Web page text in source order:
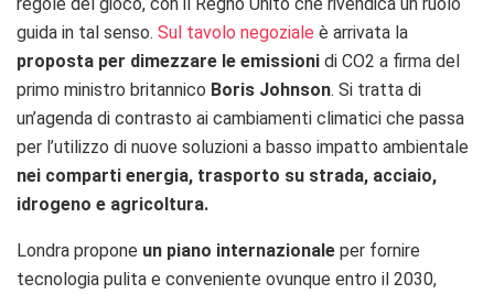
regole del gioco, con il Regno Unito che rivendica un ruolo
guida in tal senso. Sul tavolo negoziale è arrivata la
proposta per dimezzare le emissioni di CO2 a firma del
primo ministro britannico Boris Johnson. Si tratta di
un’agenda di contrasto ai cambiamenti climatici che passa
per l’utilizzo di nuove soluzioni a basso impatto ambientale
nei comparti energia, trasporto su strada, acciaio,
idrogeno e agricoltura.
Londra propone un piano internazionale per fornire
tecnologia pulita e conveniente ovunque entro il 2030,